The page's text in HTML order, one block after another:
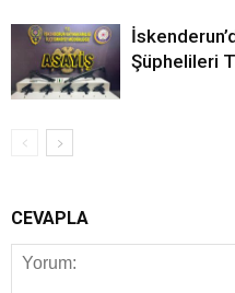
Şüphelileri
CEVAPLA